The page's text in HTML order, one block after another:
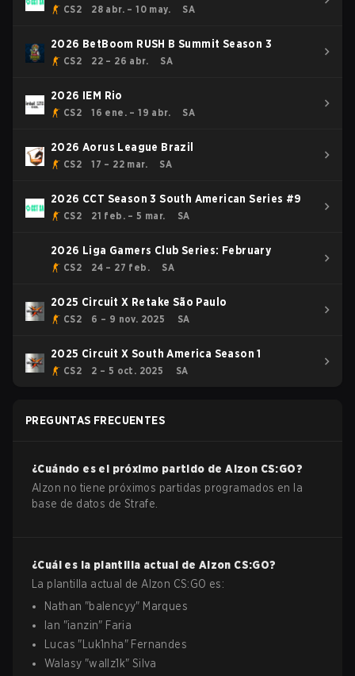
CS2 28 abr. – 10 may. SA
2026 BetBoom RUSH B Summit Season 3
CS2 22 – 26 abr. SA
2026 IEM Rio
CS2 16 ene. – 19 abr. SA
2026 Aorus League Brazil
CS2 17 – 22 mar. SA
2026 CCT Season 3 South American Series #9
CS2 21 feb. – 5 mar. SA
2026 Liga Gamers Club Series: February
CS2 24 – 27 feb. SA
2025 Circuit X Retake São Paulo
CS2 6 – 9 nov. 2025 SA
2025 Circuit X South America Season 1
CS2 2 – 5 oct. 2025 SA
PREGUNTAS FRECUENTES
¿Cuándo es el próximo partido deAlzon CS:GO?
Alzon no tiene próximos partidas programados en la
base de datos de Strafe.
¿Cuál es la plantilla actual de Alzon CS:GO?
La plantilla actual de Alzon CS:GO es:
Nathan "balencyy" Marques
Ian "ianzin" Faria
Lucas " Luk1nha" Fernandes
Walasy "wallz1k" Silva